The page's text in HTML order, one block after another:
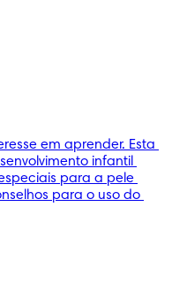
em aprender. Esta
infantil
para a pele
para o uso do